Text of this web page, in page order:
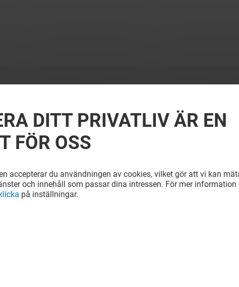
DITT PRIVATLIV ÄR EN
FÖR OSS
accepterar du användningen av cookies, vilket gör att vi kan
och innehåll som passar dina intressen. För mer information
på inställningar.